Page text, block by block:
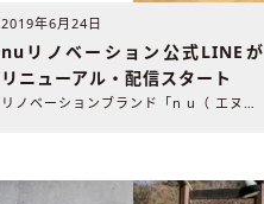
2019年6月24日
nuリノベーション公式LINEが
リニューアル・配信スタート